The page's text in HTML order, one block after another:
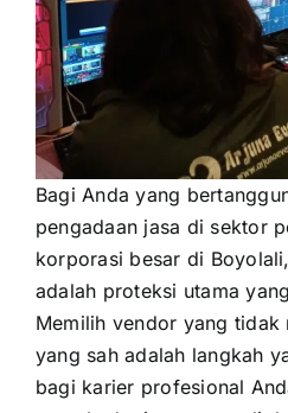
Bagi Anda yang
pengadaan jasa di sektor
korporasi besar di
adalah proteksi utama
Memilih vendor yang tidak
yang sah adalah langkah
bagi karier profesional